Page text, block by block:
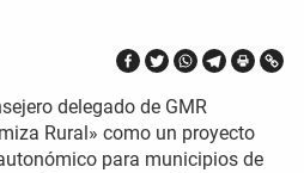
delegado de GMR
Rural» como un proyecto
para municipios de